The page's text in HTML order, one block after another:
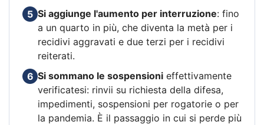
5 Si aggiunge l'aumento per interruzione: fino
a un quarto in più, che diventa la metà per i
recidivi aggravati e due terzi per i recidivi
reiterati.
6 Si sommano le sospensioni effettivamente
verificatesi: rinvii su richiesta della difesa,
impedimenti, sospensioni per rogatorie o per
la pandemia. È il passaggio in cui si perde più